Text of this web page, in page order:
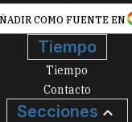
COMO FUENTE EN
Tiempo
Tiempo
Contacto
Secciones